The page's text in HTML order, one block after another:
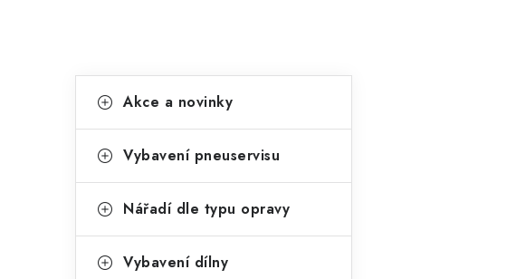
r
n
p
kategorie
a
e
o
Akce a novinky
Vybavení pneuservisu
Nářadí dle typu opravy
Vybavení dílny